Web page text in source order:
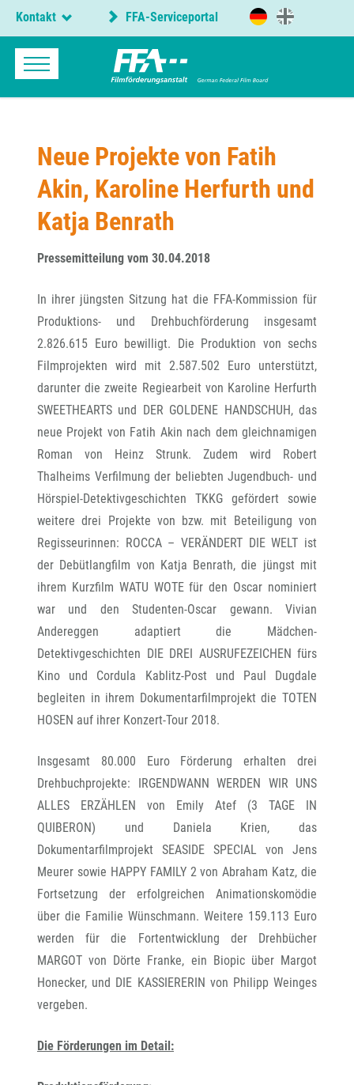
Kontakt FFA-Serviceportal
Neue Projekte von Fatih
Akin, Karoline Herfurth und
Katja Benrath
Pressemitteilung vom 30.04.2018
In ihrer jüngsten Sitzung hat die FFA-Kommission für
Produktions- und Drehbuchförderung insgesamt
2.826.615 Euro bewilligt. Die Produktion von sechs
Filmprojekten wird mit 2.587.502 Euro unterstützt,
darunter die zweite Regiearbeit von Karoline Herfurth
SWEETHEARTS und DER GOLDENE HANDSCHUH, das
neue Projekt von Fatih Akin nach dem gleichnamigen
Roman von Heinz Strunk. Zudem wird Robert
Thalheims Verfilmung der beliebten Jugendbuch- und
Hörspiel-Detektivgeschichten TKKG gefördert sowie
weitere drei Projekte von bzw. mit Beteiligung von
Regisseurinnen: ROCCA – VERÄNDERT DIE WELT ist
der Debütlangfilm von Katja Benrath, die jüngst mit
ihrem Kurzfilm WATU WOTE für den Oscar nominiert
war und den Studenten-Oscar gewann. Vivian
Andereggen adaptiert die Mädchen-
Detektivgeschichten DIE DREI AUSRUFEZEICHEN fürs
Kino und Cordula Kablitz-Post und Paul Dugdale
begleiten in ihrem Dokumentarfilmprojekt die TOTEN
HOSEN auf ihrer Konzert-Tour 2018.
Insgesamt 80.000 Euro Förderung erhalten drei
Drehbuchprojekte: IRGENDWANN WERDEN WIR UNS
ALLES ERZÄHLEN von Emily Atef (3 TAGE IN
QUIBERON) und Daniela Krien, das
Dokumentarfilmprojekt SEASIDE SPECIAL von Jens
Meurer sowie HAPPY FAMILY 2 von Abraham Katz, die
Fortsetzung der erfolgreichen Animationskomödie
über die Familie Wünschmann. Weitere 159.113 Euro
werden für die Fortentwicklung der Drehbücher
MARGOT von Dörte Franke, ein Biopic über Margot
Honecker, und DIE KASSIERERIN von Philipp Weinges
vergeben.
Die Förderungen im Detail: